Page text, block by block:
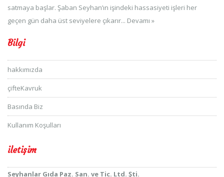
satmaya başlar. Şaban Seyhan’ın işindeki hassasiyeti işleri her
geçen gün daha üst seviyelere çıkarır... Devamı »
Bilgi
hakkımızda
çifteKavruk
Basında Biz
Kullanım Koşulları
iletişim
Seyhanlar Gıda Paz. San. ve Tic. Ltd. Şti.